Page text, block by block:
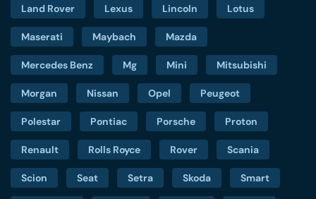
Land Rover Lexus Lincoln Lotus
Maserati Maybach Mazda
Mercedes Benz Mg Mini Mitsubishi
Morgan Nissan Opel Peugeot
Polestar Pontiac Porsche Proton
Renault Rolls Royce Rover Scania
Scion Seat Setra Skoda Smart